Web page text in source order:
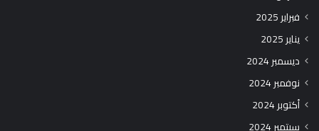
فبراير 2025
يناير 2025
ديسمبر 2024
نوفمبر 2024
أكتوبر 2024
سبتمبر 2024